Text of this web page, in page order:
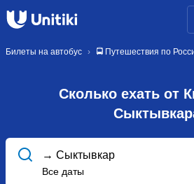
Билеты на автобус 🚍 Путешествия по
Сколько ехать от
→ Сыктывкар
Все даты